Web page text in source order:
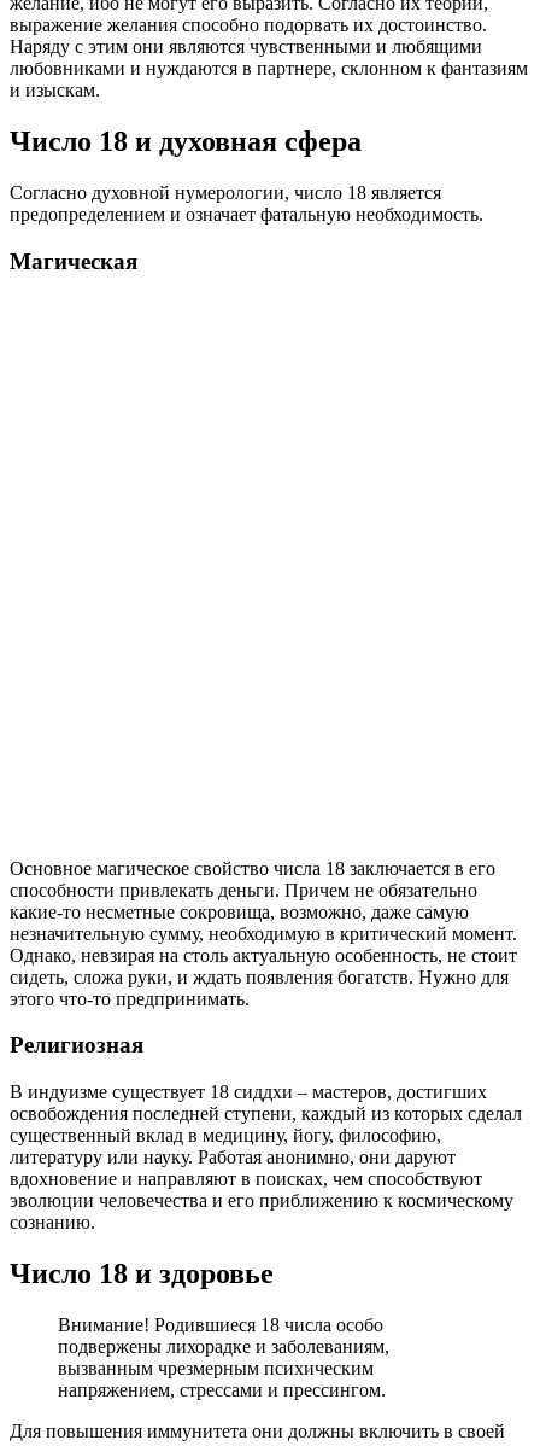
выражение желания способно подорвать их достоинство.
Наряду с этим они являются чувственными и любящими
любовниками и нуждаются в партнере, склонном к фантазиям
и изыскам.
Число 18 и духовная сфера
Согласно духовной нумерологии, число 18 является
предопределением и означает фатальную необходимость.
Магическая
Основное магическое свойство числа 18 заключается в его
способности привлекать деньги. Причем не обязательно
какие-то несметные сокровища, возможно, даже самую
незначительную сумму, необходимую в критический момент.
Однако, невзирая на столь актуальную особенность, не стоит
сидеть, сложа руки, и ждать появления богатств. Нужно для
этого что-то предпринимать.
Религиозная
В индуизме существует 18 сиддхи – мастеров, достигших
освобождения последней ступени, каждый из которых сделал
существенный вклад в медицину, йогу, философию,
литературу или науку. Работая анонимно, они даруют
вдохновение и направляют в поисках, чем способствуют
эволюции человечества и его приближению к космическому
сознанию.
Число 18 и здоровье
Внимание! Родившиеся 18 числа особо
подвержены лихорадке и заболеваниям,
вызванным чрезмерным психическим
напряжением, стрессами и прессингом.
Для повышения иммунитета они должны включить в своей